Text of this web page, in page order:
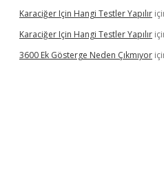
Karaciğer Için Hangi Testler Yapılır
Karaciğer Için Hangi Testler Yapılır
3600 Ek Gösterge Neden Çıkmıyor